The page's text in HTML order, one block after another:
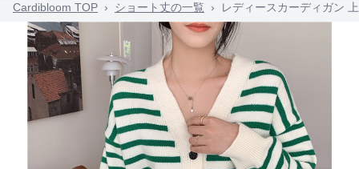
Cardibloom TOP › ショート丈の一覧 › レディースカーディガン